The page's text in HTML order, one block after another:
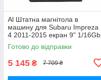
Al Штатна магнітола в
машину для Subaru Impreza
4 2011-2015 екран 9" 1/16Gb
Wi-Fi GPS Base
Готово до відправки
5 145 ₴ 7 709 ₴